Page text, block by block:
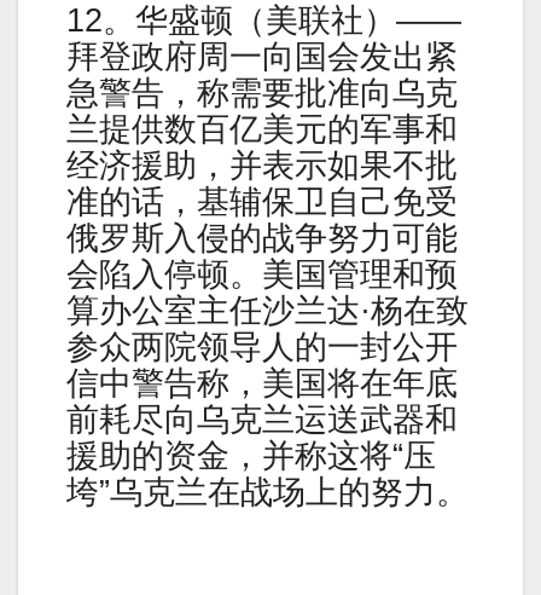
12。华盛顿（美联社）——
拜登政府周一向国会发出紧
急警告，称需要批准向乌克
兰提供数百亿美元的军事和
经济援助，并表示如果不批
准的话，基辅保卫自己免受
俄罗斯入侵的战争努力可能
会陷入停顿。美国管理和预
算办公室主任沙兰达·杨在致
参众两院领导人的一封公开
信中警告称，美国将在年底
前耗尽向乌克兰运送武器和
援助的资金，并称这将“压
垮”乌克兰在战场上的努力。